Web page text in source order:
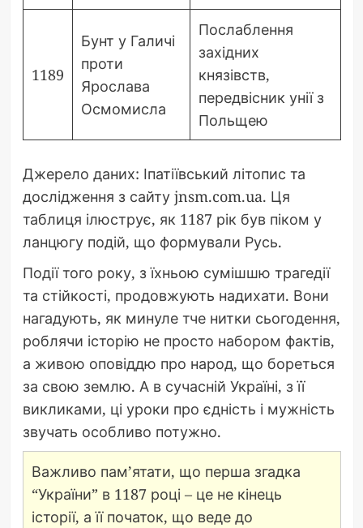
1189
Бунт у Галичі
проти
Ярослава
Осмомисла
Послаблення
західних
князівств,
передвісник унії з
Польщею
Джерело даних: Іпатіївський літопис та
дослідження з сайту jnsm.com.ua. Ця
таблиця ілюструє, як 1187 рік був піком у
ланцюгу подій, що формували Русь.
Події того року, з їхньою сумішшю трагедії
та стійкості, продовжують надихати. Вони
нагадують, як минуле тче нитки сьогодення,
роблячи історію не просто набором фактів,
а живою оповіддю про народ, що бореться
за свою землю. А в сучасній Україні, з її
викликами, ці уроки про єдність і мужність
звучать особливо потужно.
Важливо пам’ятати, що перша згадка
“України” в 1187 році – це не кінець
історії, а її початок, що веде до